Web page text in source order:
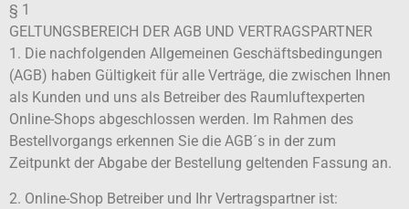
§ 1
GELTUNGSBEREICH DER AGB UND VERTRAGSPARTNER
1. Die nachfolgenden Allgemeinen Geschäftsbedingungen
(AGB) haben Gültigkeit für alle Verträge, die zwischen Ihnen
als Kunden und uns als Betreiber des Raumluftexperten
Online-Shops abgeschlossen werden. Im Rahmen des
Bestellvorgangs erkennen Sie die AGB´s in der zum
Zeitpunkt der Abgabe der Bestellung geltenden Fassung an.
2. Online-Shop Betreiber und Ihr Vertragspartner ist: